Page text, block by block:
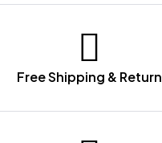
Free Shipping & Return